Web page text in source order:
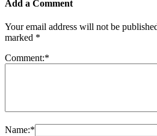
Add a Comment
Your email address will not be
marked *
Comment:*
Name:*